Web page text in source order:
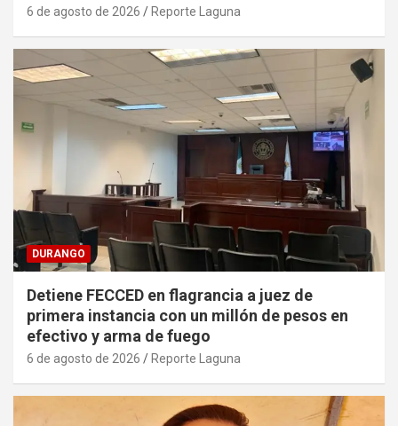
6 de agosto de 2026 Reporte Laguna
DURANGO
Detiene FECCED en flagrancia a juez de
primera instancia con un millón de pesos en
efectivo y arma de fuego
6 de agosto de 2026 Reporte Laguna